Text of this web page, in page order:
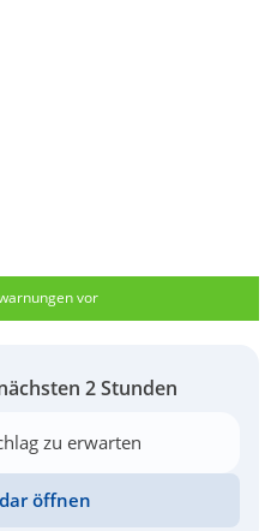
vor
2 Stunden
zu erwarten
öffnen